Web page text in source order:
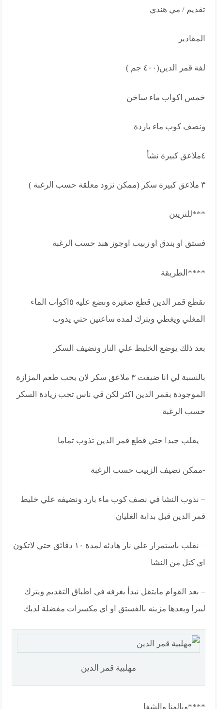
تقديم / مي هندي
المقادير
لفة قمر الدين(٤٠٠ جم )
خمس اكواب ماء ساخن
ونصف كوب ماء باردة
٤ملاعق كبيرة نشأ
٣ ملاعق كبيرة سكر (ممكن نزود معلقة حسب الرغبة )
***للتزيين
فستق او بندق او زبيب اوجوز هند حسب الرغبة
****الطريقة
نقطع قمر الدين قطع صغيرة ونضع عليه ٥اكواب الماء
المغلي ويغطي ويترك لمدة ساعتين حتي يذوب
بعد ذلك يوضع الخليط علي النار ونضيف السكر
بالنسبة لي انا ضيفت ٣ ملاعق سكر لان بحب طعم المزازة
الموجودة بقمر الدين اكثر لكن قي ناس تحب زيادة السكر
حسب الرغبة
– يقلب جيدا حتي قطع قمر الدين تذوب تماما
-ممكن نضيف الزبيب حسب الرغبة
– نذوب النشا في نصف كوب ماء بارد ونضيفه علي خليط
قمر الدين قبل بداية الغليان
– نقلب باستمرار علي نار هادئه لمدة ١٠ دقائق حتي لاتكون
اي كتل من النشا
– بعد القوام مايتقل نبدأ بغرفه في اطباق التقديم ويترك
ليبرا وبعدها مزينه بالفستق او اي مكسرات مفضلة لديك
مهلبية قمر الدين
****وبالهنا والشفا